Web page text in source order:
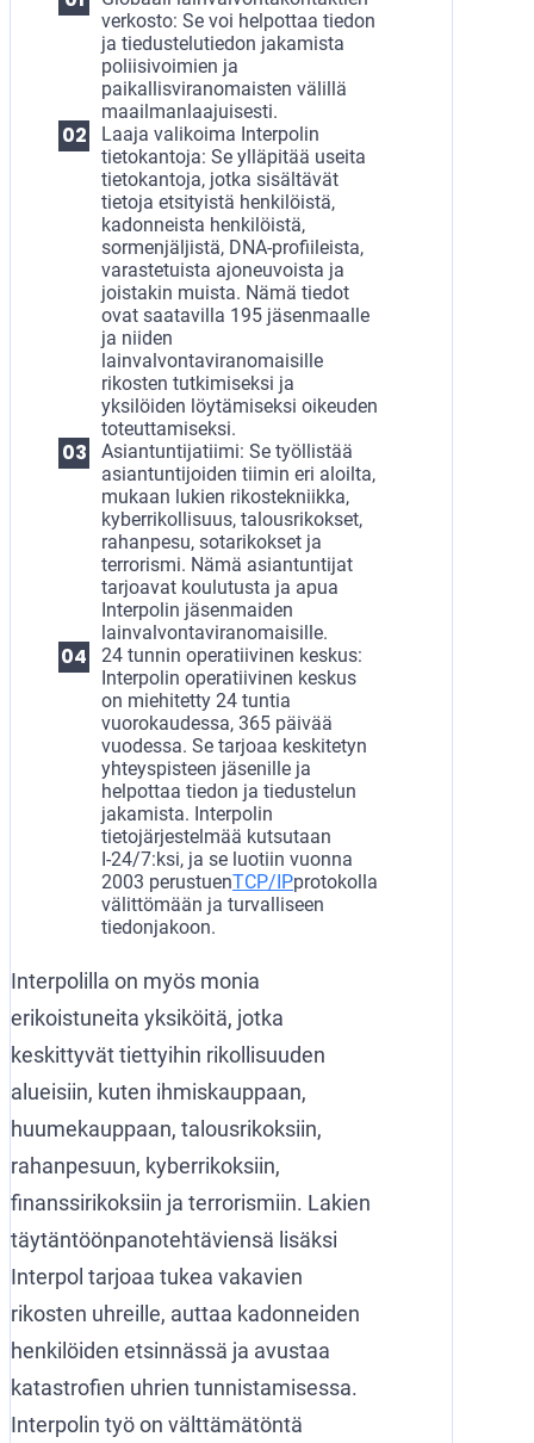
verkosto: Se voi helpottaa tiedon
ja tiedustelutiedon jakamista
poliisivoimien ja
paikallisviranomaisten välillä
maailmanlaajuisesti.
Laaja valikoima Interpolin
tietokantoja: Se ylläpitää useita
tietokantoja, jotka sisältävät
tietoja etsityistä henkilöistä,
kadonneista henkilöistä,
sormenjäljistä, DNA-profiileista,
varastetuista ajoneuvoista ja
joistakin muista. Nämä tiedot
ovat saatavilla 195 jäsenmaalle
ja niiden
lainvalvontaviranomaisille
rikosten tutkimiseksi ja
yksilöiden löytämiseksi oikeuden
toteuttamiseksi.
Asiantuntijatiimi: Se työllistää
asiantuntijoiden tiimin eri aloilta,
mukaan lukien rikostekniikka,
kyberrikollisuus, talousrikokset,
rahanpesu, sotarikokset ja
terrorismi. Nämä asiantuntijat
tarjoavat koulutusta ja apua
Interpolin jäsenmaiden
lainvalvontaviranomaisille.
24 tunnin operatiivinen keskus:
Interpolin operatiivinen keskus
on miehitetty 24 tuntia
vuorokaudessa, 365 päivää
vuodessa. Se tarjoaa keskitetyn
yhteyspisteen jäsenille ja
helpottaa tiedon ja tiedustelun
jakamista. Interpolin
tietojärjestelmää kutsutaan
І-24/7:ksi, ja se luotiin vuonna
2003 perustuenTCP/IPprotokolla
välittömään ja turvalliseen
tiedonjakoon.
Interpolilla on myös monia
erikoistuneita yksiköitä, jotka
keskittyvät tiettyihin rikollisuuden
alueisiin, kuten ihmiskauppaan,
huumekauppaan, talousrikoksiin,
rahanpesuun, kyberrikoksiin,
finanssirikoksiin ja terrorismiin. Lakien
täytäntöönpanotehtäviensä lisäksi
Interpol tarjoaa tukea vakavien
rikosten uhreille, auttaa kadonneiden
henkilöiden etsinnässä ja avustaa
katastrofien uhrien tunnistamisessa.
Interpolin työ on välttämätöntä